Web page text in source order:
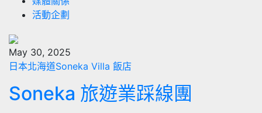
活動企劃
May 30, 2025
日本北海道Soneka Villa 飯店
Soneka 旅遊業踩線團